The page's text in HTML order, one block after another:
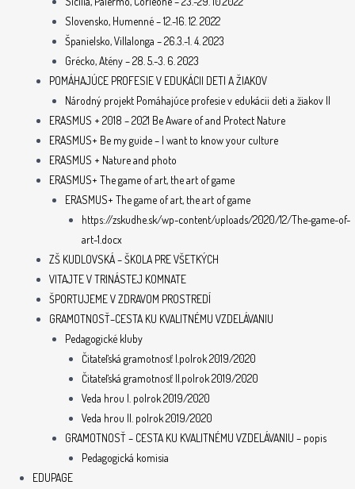
Slovensko, Humenné – 12.-16. 12. 2022
Španielsko, Villalonga – 26.3.-1. 4. 2023
Grécko, Atény – 28. 5.-3. 6. 2023
POMÁHAJÚCE PROFESIE V EDUKÁCII DETI A ŽIAKOV
Národný projekt Pomáhajúce profesie v edukácii deti a žiakov II
ERASMUS + 2018 – 2021 Be Aware of and Protect Nature
ERASMUS+ Be my guide – I want to know your culture
ERASMUS + Nature and photo
ERASMUS+ The game of art, the art of game
ERASMUS+ The game of art, the art of game
https://zskudhe.sk/wp-content/uploads/2020/12/The-game-of-
art-1.docx
ZŠ KUDLOVSKÁ – ŠKOLA PRE VŠETKÝCH
VITAJTE V TRINÁSTEJ KOMNATE
ŠPORTUJEME V ZDRAVOM PROSTREDÍ
GRAMOTNOSŤ–CESTA KU KVALITNÉMU VZDELÁVANIU
Pedagogické kluby
Čitateľská gramotnosť I.polrok 2019/2020
Čitateľská gramotnosť II.polrok 2019/2020
Veda hrou I. polrok 2019/2020
Veda hrou II. polrok 2019/2020
GRAMOTNOSŤ – CESTA KU KVALITNÉMU VZDELÁVANIU – popis
Pedagogická komisia
EDUPAGE